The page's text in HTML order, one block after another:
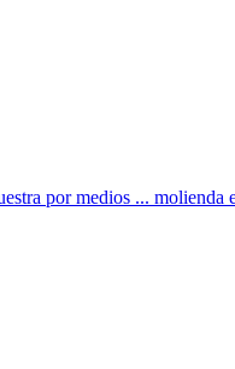
por medios ...